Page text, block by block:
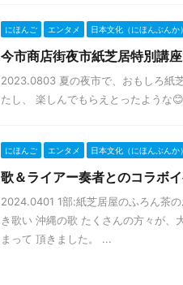
にほんご エンタメ 日本文化（にほんぶんか）
今市商店街夜市紙芝居特別講
2023.0803 夏の夜市で、おもしろ紙
たし、 楽しんでもらえとったような
にほんご エンタメ 日本文化（にほんぶんか）
歌＆ライアー奏者とのコラボ
2024.0401 1部:紙芝居屋のふろん茶
き歌い 沖縄の歌 たくさんの方々が、
まって 頂きました。 ...